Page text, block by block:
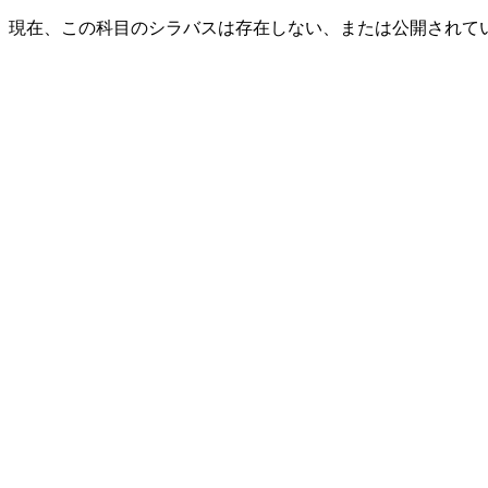
現在、この科目のシラバスは存在しない、または公開されて